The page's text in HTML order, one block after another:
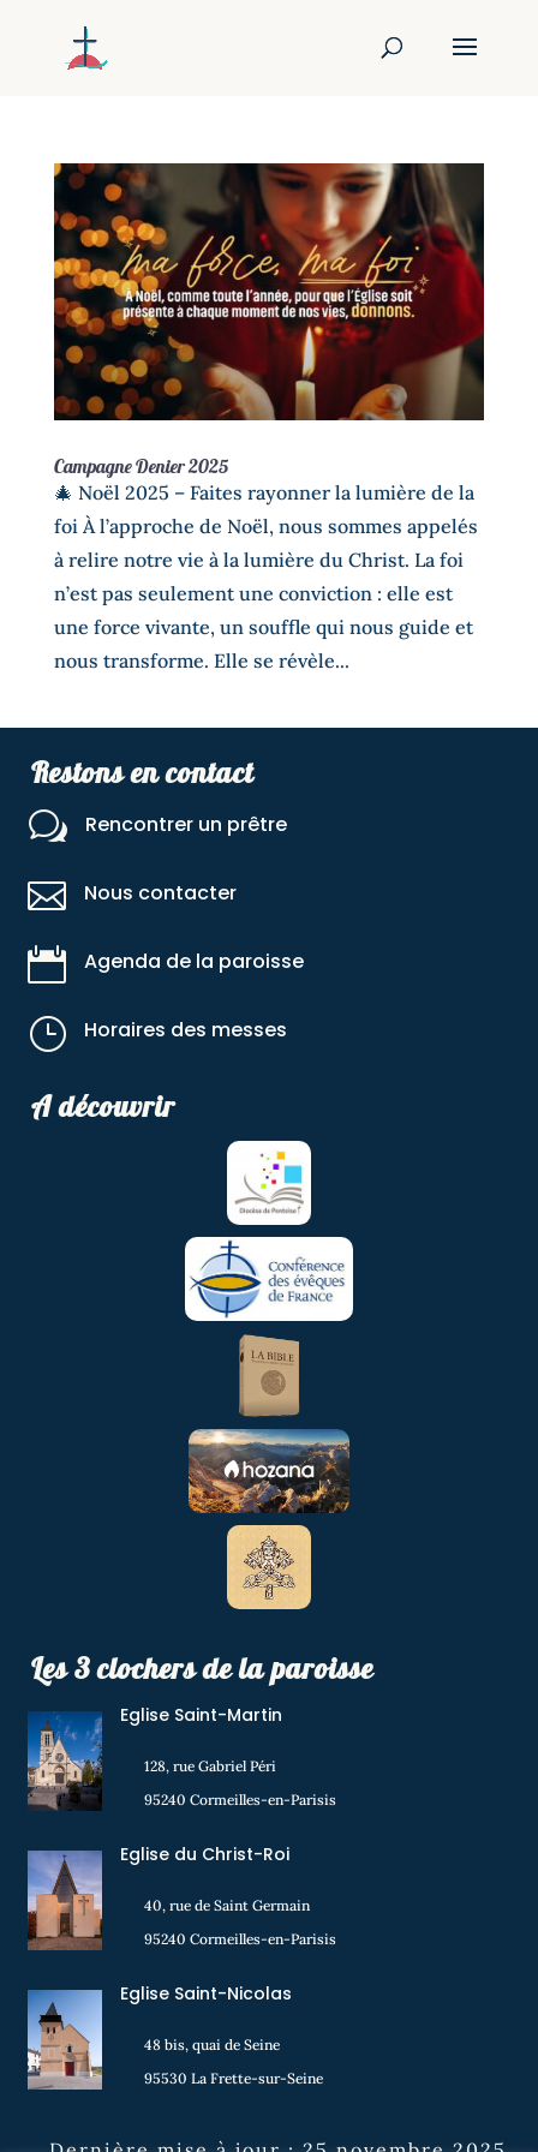
Campagne Denier 2025
🎄 Noël 2025 – Faites rayonner la lumière de la
foi À l’approche de Noël, nous sommes appelés
à relire notre vie à la lumière du Christ. La foi
n’est pas seulement une conviction : elle est
une force vivante, un souffle qui nous guide et
nous transforme. Elle se révèle...
Restons en contact
w Rencontrer un prêtre
 Nous contacter
 Agenda de la paroisse
} Horaires des messes
A découvrir
Les 3 clochers de la paroisse
Eglise Saint-Martin
128, rue Gabriel Péri
95240 Cormeilles-en-Parisis
Eglise du Christ-Roi
40, rue de Saint Germain
95240 Cormeilles-en-Parisis
Eglise Saint-Nicolas
48 bis, quai de Seine
95530 La Frette-sur-Seine